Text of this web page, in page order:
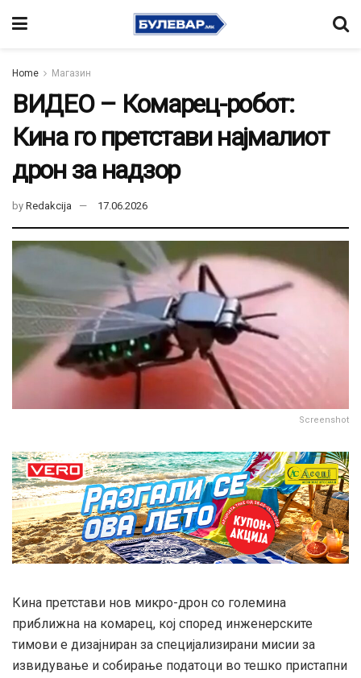
Home Магазин
ВИДЕО – Комарец-робот:
Кина го претстави најмалиот
дрон за надзор
by Redakcija 17.06.2026
Screenshot
Кина претстави нов микро-дрон со големина
приближна на комарец, кој според инженерските
тимови е дизајниран за специјализирани мисии за
извидување и собирање податоци во тешко пристапни